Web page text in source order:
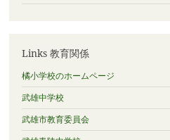
Links 教育関係
橘小学校のホームページ
武雄中学校
武雄市教育委員会